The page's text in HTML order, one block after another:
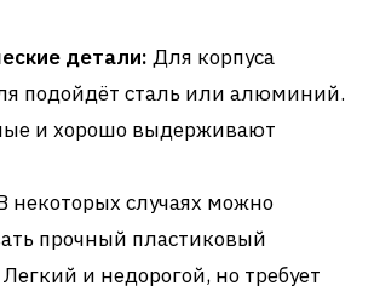
детали: Для корпуса
подойдёт сталь или алюминий.
и хорошо выдерживают
некоторых случаях можно
прочный пластиковый
и недорогой, но требует